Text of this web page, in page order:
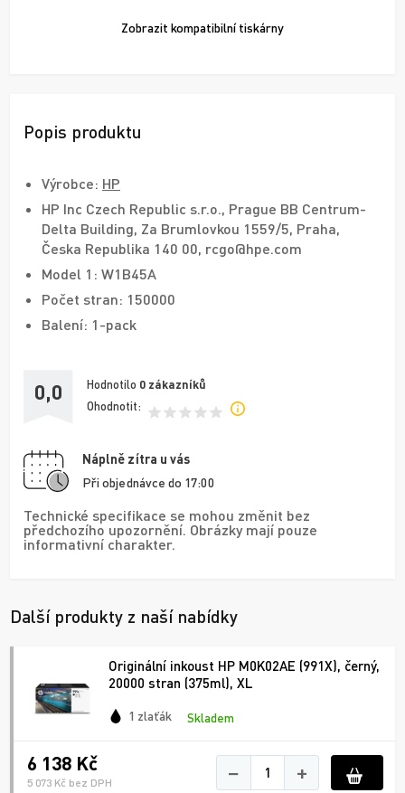
Zobrazit kompatibilní tiskárny
Popis produktu
Výrobce: HP
HP Inc Czech Republic s.r.o., Prague BB Centrum-
Delta Building, Za Brumlovkou 1559/5, Praha,
Česka Republika 140 00, rcgo@hpe.com
Model 1: W1B45A
Počet stran: 150000
Balení: 1-pack
0,0 Hodnotilo 0 zákazníků
Ohodnotit:
Náplně zítra u vás
Při objednávce do 17:00
Technické specifikace se mohou změnit bez
předchozího upozornění. Obrázky mají pouze
informativní charakter.
Další produkty z naší nabídky
Originální inkoust HP M0K02AE (991X), černý,
20000 stran (375ml), XL
1 zlaťák Skladem
6 138 Kč
5 073 Kč bez DPH − +